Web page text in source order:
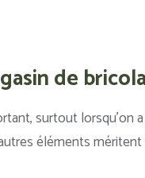
de
surtout lorsqu’on
éléments